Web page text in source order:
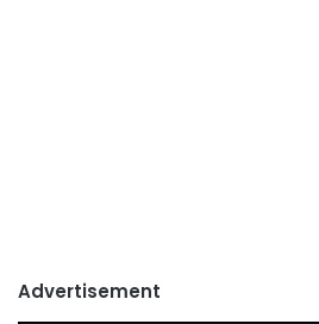
Advertisement